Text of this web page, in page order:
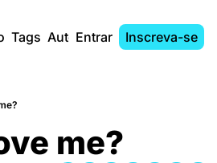
Tags AutoresEntrar Inscreva-se
me?